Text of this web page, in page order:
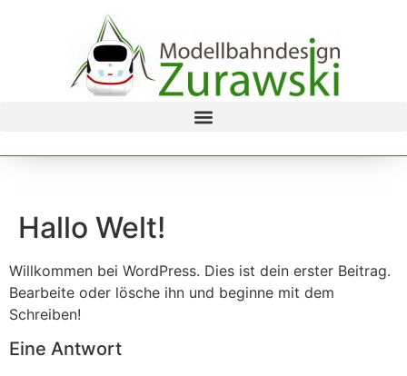
Hallo Welt!
Willkommen bei WordPress. Dies ist dein erster Beitrag.
Bearbeite oder lösche ihn und beginne mit dem
Schreiben!
Eine Antwort